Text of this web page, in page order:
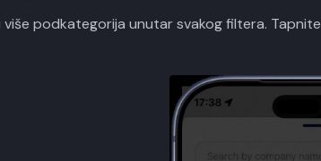
više podkategorija unutar svakog filtera. Tapnite